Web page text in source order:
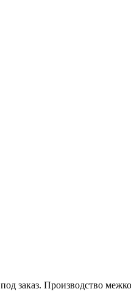
заказ. Производство